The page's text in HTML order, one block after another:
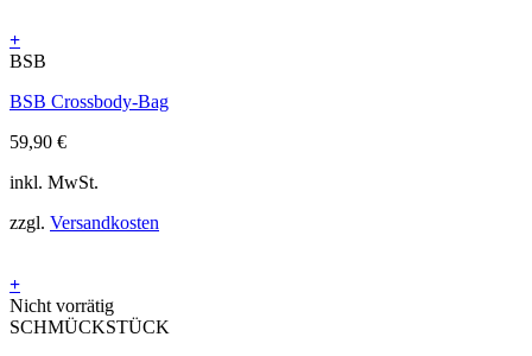
+
BSB
BSB Crossbody-Bag
59,90 €
inkl. MwSt.
zzgl. Versandkosten
+
Nicht vorrätig
SCHMÜCKSTÜCK